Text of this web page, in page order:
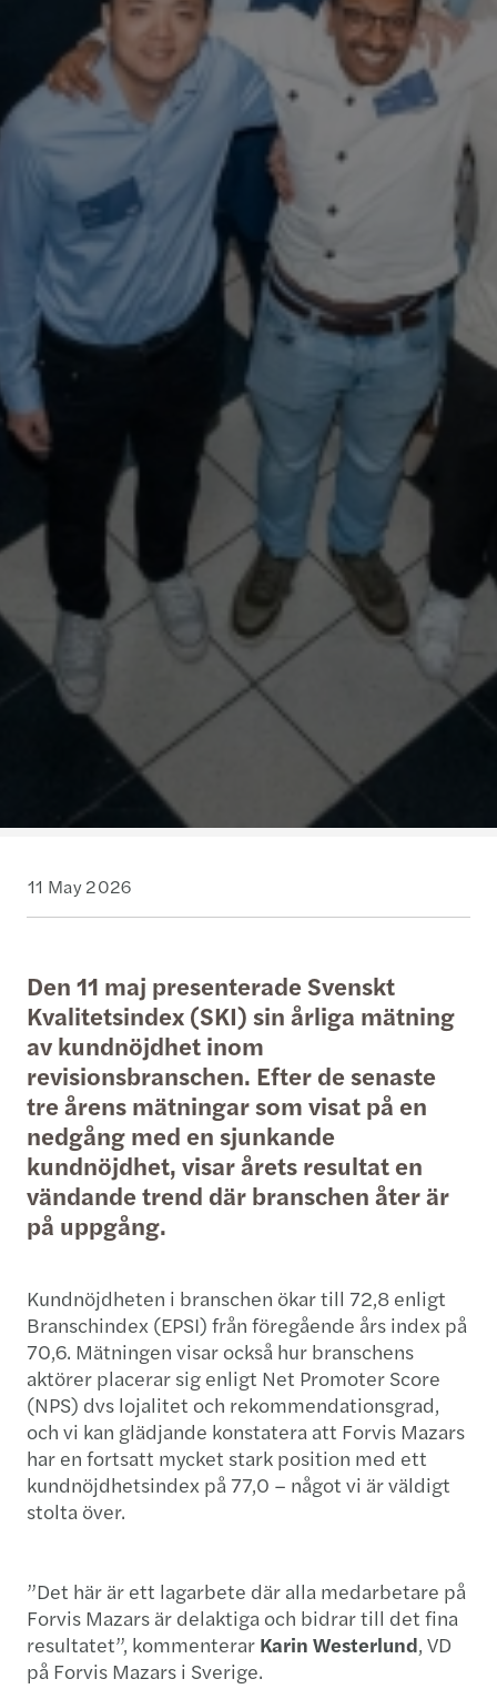
11 May 2026
Den 11 maj presenterade Svenskt
Kvalitetsindex (SKI) sin årliga mätning
av kundnöjdhet inom
revisionsbranschen. Efter de senaste
tre årens mätningar som visat på en
nedgång med en sjunkande
kundnöjdhet, visar årets resultat en
vändande trend där branschen åter är
på uppgång.
Kundnöjdheten i branschen ökar till 72,8 enligt
Branschindex (EPSI) från föregående års index på
70,6. Mätningen visar också hur branschens
aktörer placerar sig enligt Net Promoter Score
(NPS) dvs lojalitet och rekommendationsgrad,
och vi kan glädjande konstatera att Forvis Mazars
har en fortsatt mycket stark position med ett
kundnöjdhetsindex på 77,0 – något vi är väldigt
stolta över.
”Det här är ett lagarbete där alla medarbetare på
Forvis Mazars är delaktiga och bidrar till det fina
resultatet”, kommenterar Karin Westerlund, VD
på Forvis Mazars i Sverige.